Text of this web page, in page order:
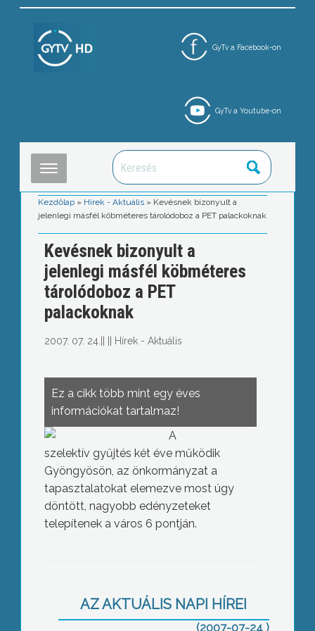
GyTv a Facebook-on
GyTv a Youtube-on
Kezdőlap » Hírek - Aktuális » Kevésnek bizonyult a
jelenlegi másfél köbméteres tárolódoboz a PET palackoknak
Kevésnek bizonyult a
jelenlegi másfél köbméteres
tárolódoboz a PET
palackoknak
2007. 07. 24. Hírek - Aktuális
Ez a cikk több mint egy éves
információkat tartalmaz!
A
szelektív gyűjtés két éve működik
Gyöngyösön, az önkormányzat a
tapasztalatokat elemezve most úgy
döntött, nagyobb edényzeteket
telepítenek a város 6 pontján.
AZ AKTUÁLIS NAPI HÍREI
(2007-07-24 )
Ragályi Elemér Nincs kegyelem című
alkotását vetítették le az elmúlt
hétvégén Hevesen helyi romák